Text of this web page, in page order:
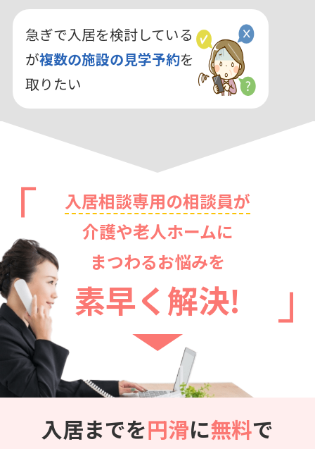
急ぎで入居を検討している
が複数の施設の見学予約を
取りたい
入居相談専用の相談員が
介護や老人ホームに
まつわるお悩みを
素早く解決!
入居までを円滑に無料で